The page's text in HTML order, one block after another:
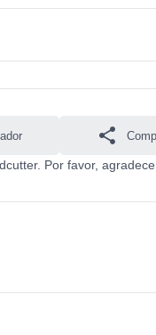
Por favor,